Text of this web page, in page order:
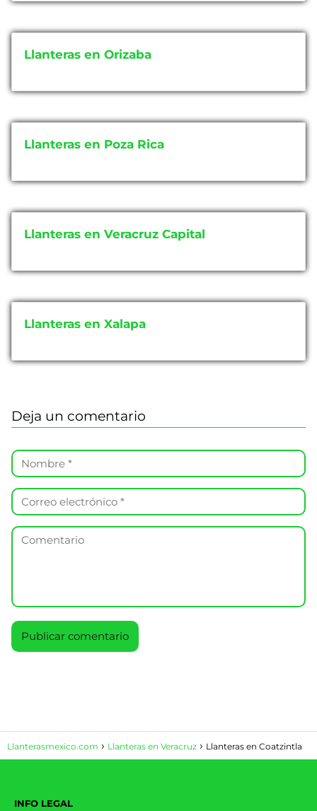
Llanteras en Orizaba
Llanteras en Poza Rica
Llanteras en Veracruz Capital
Llanteras en Xalapa
Deja un comentario
Llanterasmexico.com Llanteras en Veracruz Llanteras en Coatzintla
INFO LEGAL